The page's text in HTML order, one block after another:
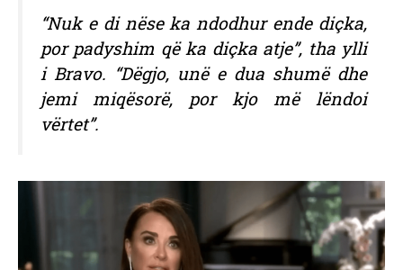
“Nuk e di nëse ka ndodhur ende diçka,
por padyshim që ka diçka atje”, tha ylli
i Bravo. “Dëgjo, unë e dua shumë dhe
jemi miqësorë, por kjo më lëndoi
vërtet”.